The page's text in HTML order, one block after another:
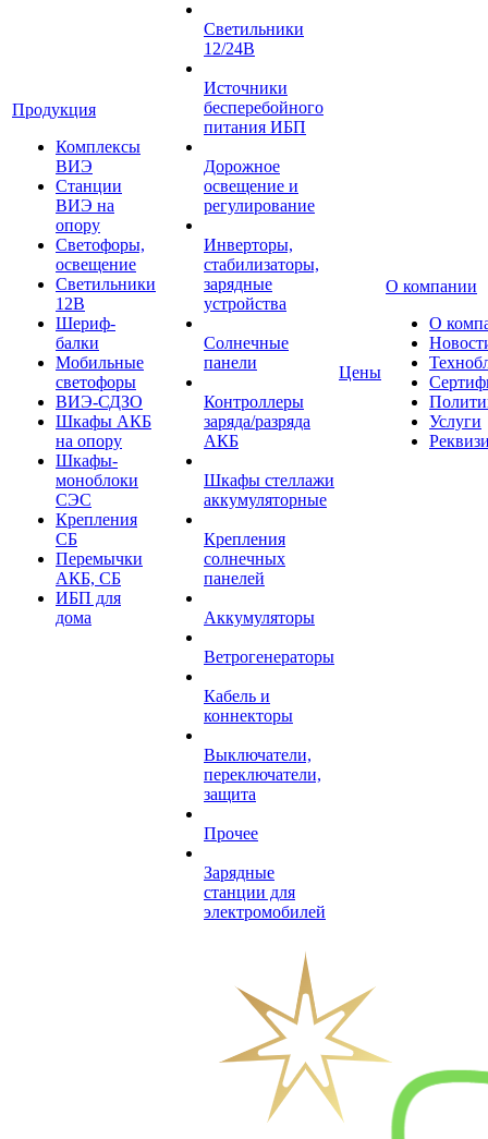
Продукция
Комплексы
ВИЭ
Станции
ВИЭ на
опору
Светофоры,
освещение
Светильники
12В
Шериф-
балки
Мобильные
светофоры
ВИЭ-СДЗО
Шкафы АКБ
на опору
Шкафы-
моноблоки
СЭС
Крепления
СБ
Перемычки
АКБ, СБ
ИБП для
дома
Светильники
12/24В
Источники
бесперебойного
питания ИБП
Дорожное
освещение и
регулирование
Инверторы,
стабилизаторы,
зарядные
устройства
Солнечные
панели
Контроллеры
заряда/разряда
АКБ
Шкафы стеллажи
аккумуляторные
Крепления
солнечных
панелей
Аккумуляторы
Ветрогенераторы
Кабель и
коннекторы
Выключатели,
переключатели,
защита
Прочее
Зарядные
станции для
электромобилей
Цены
О компании
О
Услуги